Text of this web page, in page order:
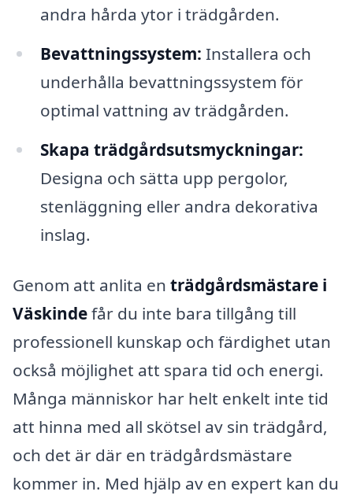
andra hårda ytor i trädgården.
Bevattningssystem: Installera och
underhålla bevattningssystem för
optimal vattning av trädgården.
Skapa trädgårdsutsmyckningar:
Designa och sätta upp pergolor,
stenläggning eller andra dekorativa
inslag.
Genom att anlita en trädgårdsmästare i
Väskindefår du inte bara tillgång till
professionell kunskap och färdighet utan
också möjlighet att spara tid och energi.
Många människor har helt enkelt inte tid
att hinna med all skötsel av sin trädgård,
och det är där en trädgårdsmästare
kommer in. Med hjälp av en expert kan du